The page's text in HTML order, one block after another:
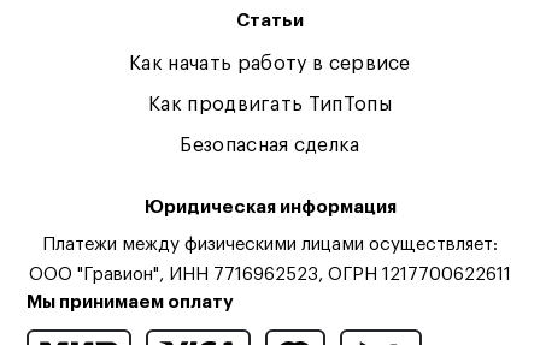
Статьи
Как начать работу в сервисе
Как продвигать ТипТопы
Безопасная сделка
Юридическая информация
Платежи между физическими лицами осуществляет:
ООО "Гравион", ИНН 7716962523, ОГРН 1217700622611
Мы принимаем оплату